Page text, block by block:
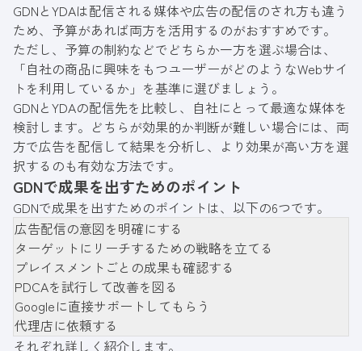
GDNとYDAは配信される媒体や広告の配信のされ方も違う
ため、予算があれば両方を活用するのがおすすめです。
ただし、予算の制約などでどちらか一方を選ぶ場合は、
「自社の商品に興味をもつユーザーがどのようなWebサイ
トを利用しているか」を基準に選びましょう。
GDNとYDAの配信先を比較し、自社にとって最適な媒体を
検討します。どちらが効果的か判断が難しい場合には、両
方で広告を配信して結果を分析し、より効果が高い方を選
択するのも有効な方法です。
GDNで成果を出すためのポイント
GDNで成果を出すためのポイントは、以下の6つです。
広告配信の意図を明確にする
ターゲットにリーチするための戦略を立てる
プレイスメントごとの成果も確認する
PDCAを試行して改善を図る
Googleに直接サポートしてもらう
代理店に依頼する
それぞれ詳しく紹介します。